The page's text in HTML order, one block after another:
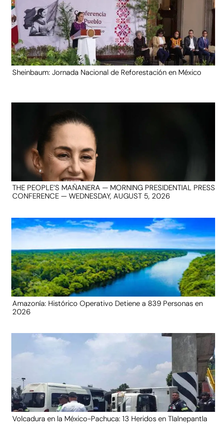
Sheinbaum: Jornada Nacional de Reforestación en México
THE PEOPLE’S MAÑANERA — MORNING PRESIDENTIAL PRESS
CONFERENCE — WEDNESDAY, AUGUST 5, 2026
Amazonía: Histórico Operativo Detiene a 839 Personas en
2026
Volcadura en la México-Pachuca: 13 Heridos en Tlalnepantla